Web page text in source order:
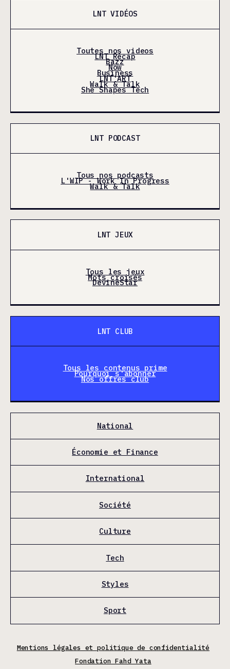
LNT VIDÉOS
Toutes nos videos
LNT Récap
Bazz
Now
Business
LNT'ART
Walk & Talk
She Shapes Tech
LNT PODCAST
Tous nos podcasts
L'WIP - Work In Progress
Walk & Talk
LNT JEUX
Tous les jeux
Mots croisés
DevineStar
LNT CLUB
Tous les contenus prime
Pourquoi s'abonner
Nos offres club
National
Économie et Finance
International
Société
Culture
Tech
Styles
Sport
Mentions légales et politique de confidentialité
Fondation Fahd Yata